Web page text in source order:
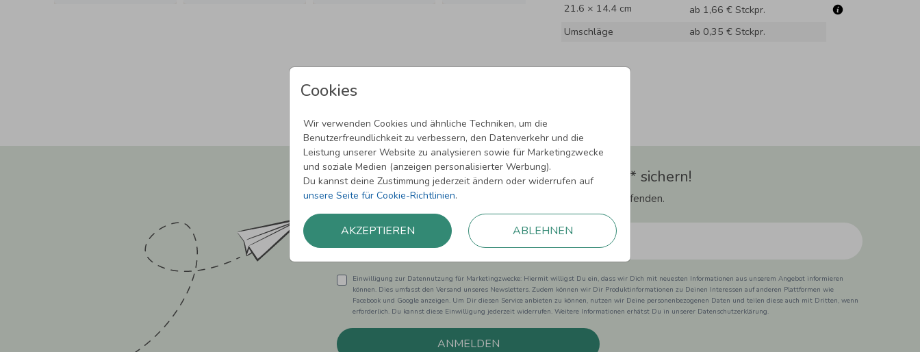
Cookies
Wir verwenden Cookies und ähnliche Techniken, um die
Benutzerfreundlichkeit zu verbessern, den Datenverkehr und die
Leistung unserer Website zu analysieren sowie für Marketingzwecke
und soziale Medien (anzeigen personalisierter Werbung).
Du kannst deine Zustimmung jederzeit ändern oder widerrufen auf
unsere Seite für Cookie-Richtlinien.
AKZEPTIEREN ABLEHNEN
21.6 × 14.4 cm
ab 1,66 € Stckpr.
Umschläge
ab 0,35 € Stckpr.
Newsletter abonnieren und 5,00 € Rabatt** sichern!
Melde Dich zu unserem Newsletter an und bleibe auf dem Laufenden.
Einwilligung zur Datennutzung für Marketingzwecke: Hiermit willigst Du ein, dass wir Dich mit neuesten Informationen aus unserem Angebot informieren
können. Dies umfasst den Versand unseres Newsletters. Zudem können wir Dir Produktinformationen zu Deinen Interessen auf anderen Plattformen wie
Facebook und Google anzeigen. Um Dir diesen Service anbieten zu können, nutzen wir Deine personenbezogenen Daten und teilen diese auch mit Dritten, wenn
erforderlich. Du kannst diese Einwilligung jederzeit widerrufen. Weitere Informationen erhätst Du in unserer Datenschutzerklärung.
ANMELDEN